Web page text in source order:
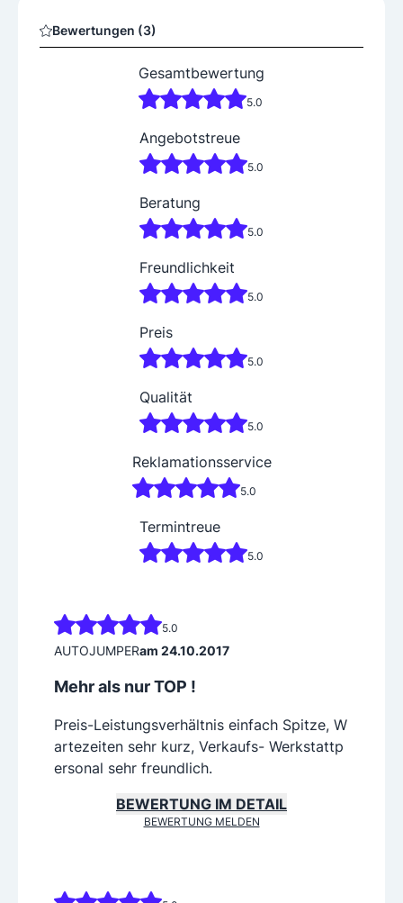
Bewertungen (3)
Gesamtbewertung
5.0
Angebotstreue
5.0
Beratung
5.0
Freundlichkeit
5.0
Preis
5.0
Qualität
5.0
Reklamationsservice
5.0
Termintreue
5.0
5.0
AUTOJUMPERam 24.10.2017
Mehr als nur TOP !
Preis-Leistungsverhältnis einfach Spitze, W
artezeiten sehr kurz, Verkaufs- Werkstattp
ersonal sehr freundlich.
BEWERTUNG IM DETAIL
BEWERTUNG MELDEN